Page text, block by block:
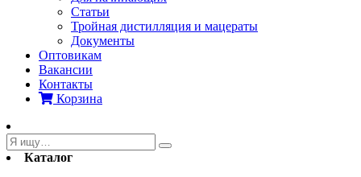
Статьи
Тройная дистилляция и мацераты
Документы
Оптовикам
Вакансии
Контакты
Корзина
Каталог